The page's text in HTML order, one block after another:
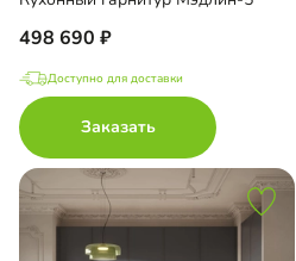
498 690
Доступно для доставки
Заказать